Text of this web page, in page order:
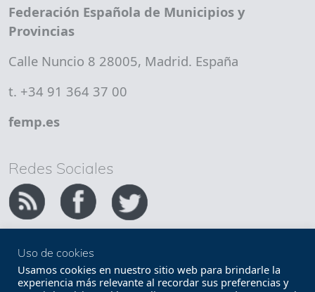
Federación Española de Municipios y
Provincias
Calle Nuncio 8 28005, Madrid. España
t. +34 91 364 37 00
femp.es
Redes Sociales
Copyright FEMP
Accesibilidad
Uso de cookies
Usamos cookies en nuestro sitio web para brindarle la
experiencia más relevante al recordar sus preferencias y